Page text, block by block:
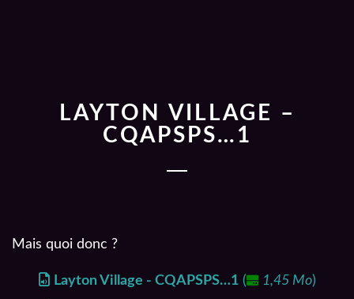
LAYTON VILLAGE –
CQAPSPS…1
Mais quoi donc ?
Layton Village - CQAPSPS…1( 1,45 Mo)